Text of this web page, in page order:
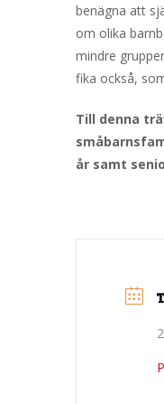
benägna att
om olika
mindre
fika också,
Till denna
år samt